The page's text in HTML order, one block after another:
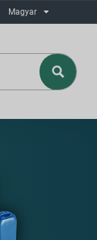
Magyar